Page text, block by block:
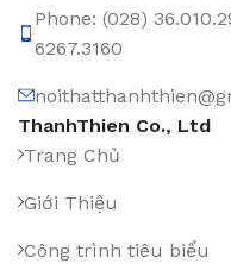
Phone: (028)
6267.3160
ThanhThien Co., Ltd
Trang Chủ
Giới Thiệu
Công trình tiêu biểu